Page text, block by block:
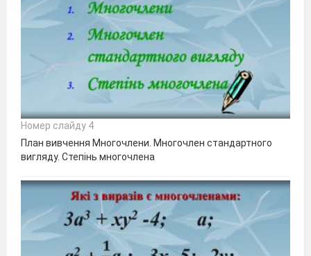
Номер слайду 4
План вивчення Многочлени. Многочлен стандартного
вигляду. Степінь многочлена